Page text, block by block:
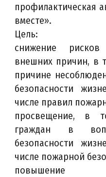
профилактическая
вместе».
Цель:
снижение
внешних причин, в
причине
безопасности
числе правил
просвещение, в
граждан в
безопасности
числе пожарной
повышение